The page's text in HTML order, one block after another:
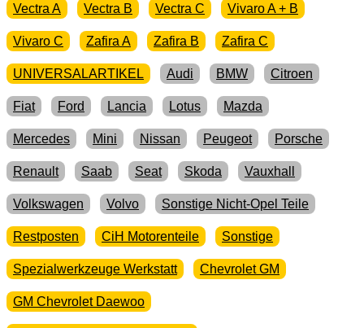
Vectra A Vectra B Vectra C Vivaro A + B
Vivaro C Zafira A Zafira B Zafira C
UNIVERSALARTIKEL Audi BMW Citroen
Fiat Ford Lancia Lotus Mazda
Mercedes Mini Nissan Peugeot Porsche
Renault Saab Seat Skoda Vauxhall
Volkswagen Volvo Sonstige Nicht-Opel Teile
Restposten CiH Motorenteile Sonstige
Spezialwerkzeuge Werkstatt Chevrolet GM
GM Chevrolet Daewoo